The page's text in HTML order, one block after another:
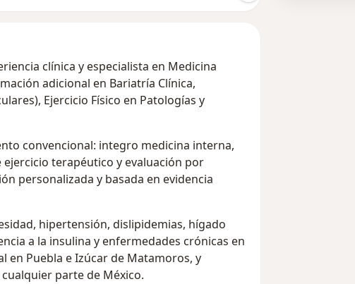
clínica y especialista en Medicina
adicional en Bariatría Clínica,
Ejercicio Físico en Patologías y
convencional: integro medicina interna,
terapéutico y evaluación por
personalizada y basada en evidencia
hipertensión, dislipidemias, hígado
a la insulina y enfermedades crónicas en
en Puebla e Izúcar de Matamoros, y
parte de México.